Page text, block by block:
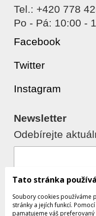
Tel.: +420 778
Po - Pá: 10:00 -
Facebook
Twitter
Instagram
Newsletter
Odebírejte
Souhlasím s
Tato stránka
Soubory cookies používáme
stránky a jejích funkcí.
pamatujeme váš preferovaný